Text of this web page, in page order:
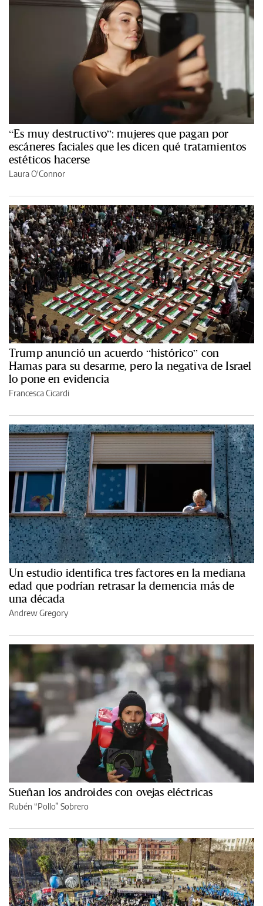
“Es muy destructivo”: mujeres que pagan por
escáneres faciales que les dicen qué tratamientos
estéticos hacerse
Laura O'Connor
Trump anunció un acuerdo “histórico” con
Hamas para su desarme, pero la negativa de Israel
lo pone en evidencia
Francesca Cicardi
Un estudio identifica tres factores en la mediana
edad que podrían retrasar la demencia más de
una década
Andrew Gregory
Sueñan los androides con ovejas eléctricas
Rubén “Pollo” Sobrero